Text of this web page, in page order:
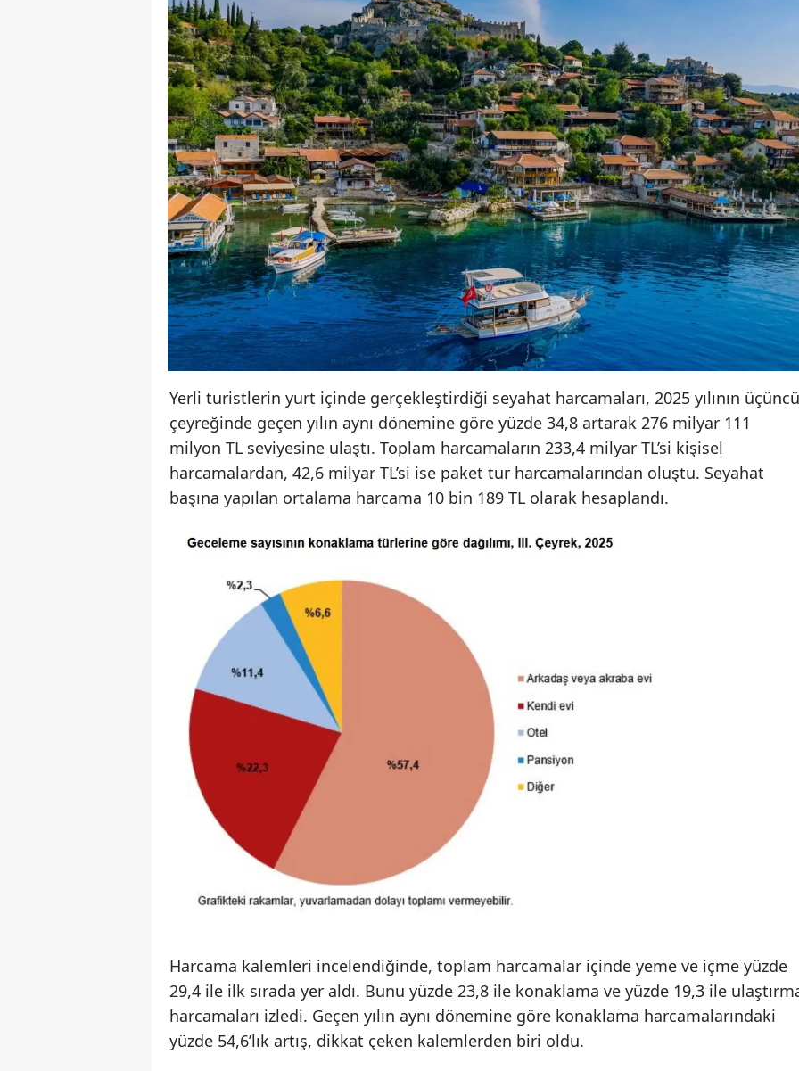
Yerli turistlerin yurt içinde gerçekleştirdiği seyahat harcamaları, 2025 yılının üçüncü
çeyreğinde geçen yılın aynı dönemine göre yüzde 34,8 artarak 276 milyar 111
milyon TL seviyesine ulaştı. Toplam harcamaların 233,4 milyar TL’si kişisel
harcamalardan, 42,6 milyar TL’si ise paket tur harcamalarından oluştu. Seyahat
başına yapılan ortalama harcama 10 bin 189 TL olarak hesaplandı.
Harcama kalemleri incelendiğinde, toplam harcamalar içinde yeme ve içme yüzde
29,4 ile ilk sırada yer aldı. Bunu yüzde 23,8 ile konaklama ve yüzde 19,3 ile
harcamaları izledi. Geçen yılın aynı dönemine göre konaklama harcamalarındaki
yüzde 54,6’lık artış, dikkat çeken kalemlerden biri oldu.